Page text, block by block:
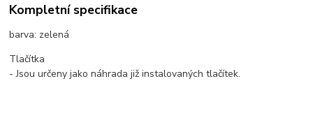
Kompletní specifikace
barva: zelená
Tlačítka
- Jsou určeny jako náhrada již instalovaných tlačítek.